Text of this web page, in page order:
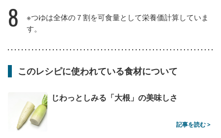
8
※つゆは全体の７割を可食量として栄養価計算していま
す。
このレシピに使われている食材について
じわっとしみる「大根」の美味しさ
記事を読む >